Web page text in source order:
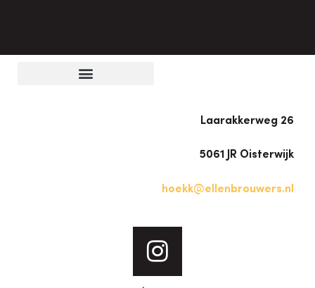
Laarakkerweg 26
5061 JR Oisterwijk
hoekk@ellenbrouwers.nl